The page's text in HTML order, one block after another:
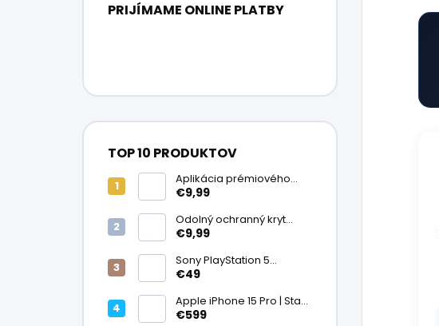
PRIJÍMAME ONLINE PLATBY
TOP 10 PRODUKTOV
Aplikácia prémiového
ochranného skla na
€9,99
Odolný ochranný kryt
transparentný
€9,99
Sony PlayStation 5
DualSense bezdrôtový
Vynikajúci – A
€49
Apple iPhone 15 Pro | Stav:
Vynikajúci – A
€599